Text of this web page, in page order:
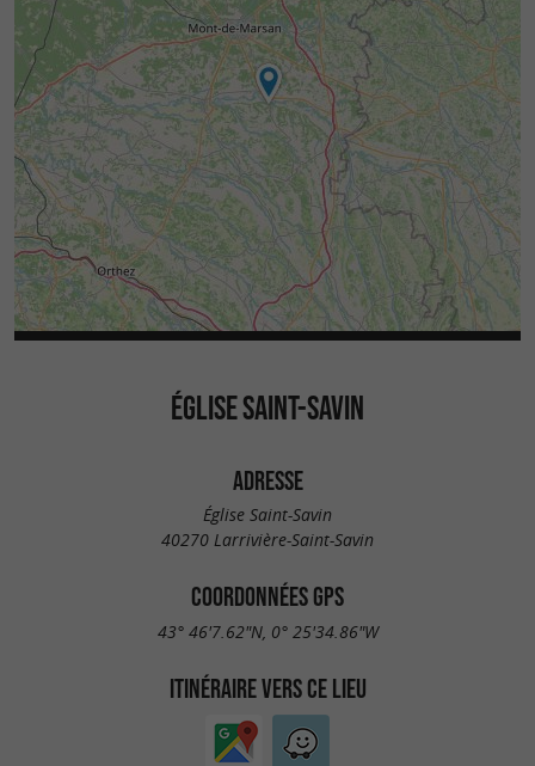
ÉGLISE SAINT-SAVIN
ADRESSE
Église Saint-Savin
40270 Larrivière-Saint-Savin
COORDONNÉES GPS
43° 46'7.62"N, 0° 25'34.86"W
ITINÉRAIRE VERS CE LIEU